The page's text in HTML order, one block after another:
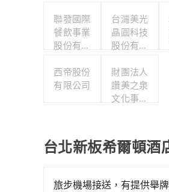
聯發國際
餐飲事業
股份有限
台灣美光
晶圓科技
股份有限
西帝股份
有限公司
財團法人
讚美之泉
文化事業
台北新板希爾頓酒
旅步機場接送，有提供舉